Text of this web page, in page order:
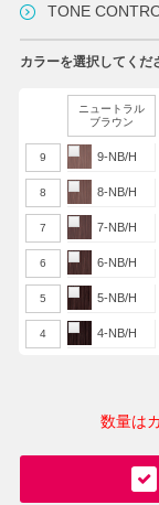
カラーを選択してくだ
ニュートラル
ブラウン
9 9-NB/H
8 8-NB/H
7 7-NB/H
6 6-NB/H
5 5-NB/H
4 4-NB/H
数量は
TONE